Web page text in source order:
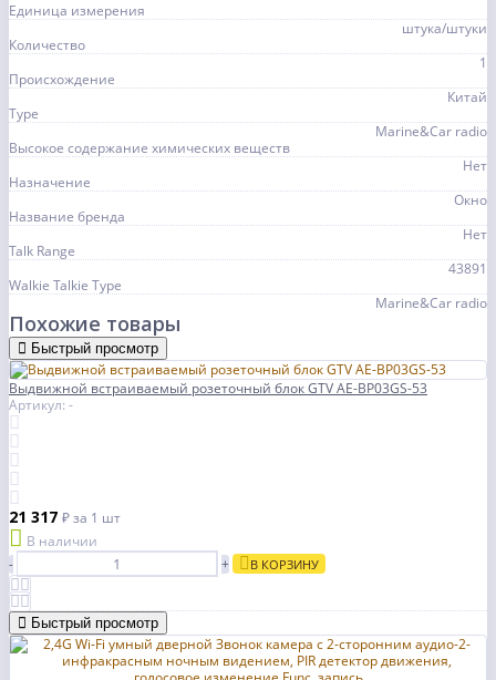
Единица измерения
штука/штуки
Количество
1
Происхождение
Китай
Type
Marine&Car radio
Высокое содержание химических веществ
Нет
Назначение
Окно
Название бренда
Нет
Talk Range
43891
Walkie Talkie Type
Marine&Car radio
Похожие товары
Быстрый просмотр
Выдвижной встраиваемый розеточный блок GTV AE-BP03GS-53
Артикул: -
21 317 ₽за 1 шт
В наличии
-
+ В КОРЗИНУ
Быстрый просмотр